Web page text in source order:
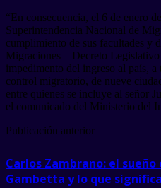
“En consecuencia, el 6 de enero
Superintendencia Nacional de
cumplimiento de sus facultades y
Migraciones – Decreto
impedimento del ingreso al país, a
control migratorio, de nueve
entre quienes se incluye al señor
el comunicado del Ministerio del
Publicación anterior
Carlos Zambrano: el
Gambetta y lo que